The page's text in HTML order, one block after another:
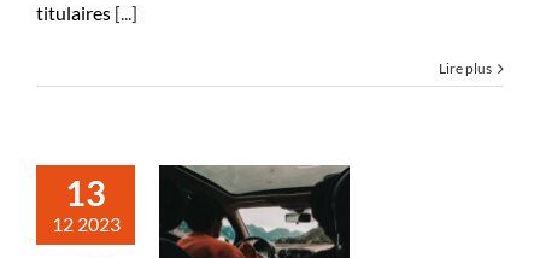
titulaires [...]
Lire plus
13
12 2023